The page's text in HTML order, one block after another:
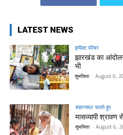
LATEST NEWS
इम्पैक्ट फीचर
झारखंड का
भी
शुभजिता - August 6,
शहरनामा/ चलते हुए
मासव्यापी श्रावण
शुभजिता - August 6,